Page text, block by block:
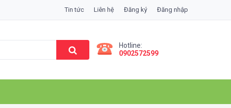
Tin tức Liên hệ Đăng ký Đăng nhập
Hotline:
0902572599